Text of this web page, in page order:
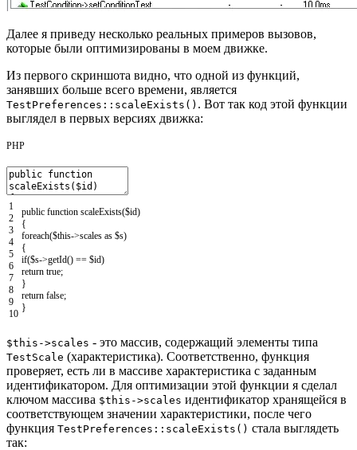
Далее я приведу несколько реальных примеров вызовов,
которые были оптимизированы в моем движке.
Из первого скриншота видно, что одной из функций,
занявших больше всего времени, является
TestPreferences::scaleExists() . Вот так код этой функции
выглядел в первых версиях движка:
PHP
1
2
3
4
5
6
7
8
9
10
public function scaleExists($id)
{
foreach($this->scales as $s)
{
if($s->getId() == $id)
return true;
}
return false;
}
$this->scales - это массив, содержащий элементы типа
TestScale (характеристика). Соответственно, функция
проверяет, есть ли в массиве характеристика с заданным
идентификатором. Для оптимизации этой функции я сделал
ключом массива $this->scales идентификатор хранящейся в
соответствующем значении характеристики, после чего
функция TestPreferences::scaleExists() стала выглядеть
так: